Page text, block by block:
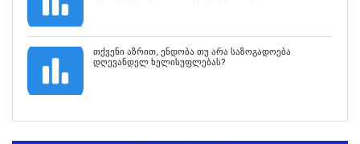
თქვენი აზრით, ენდობა თუ არა საზოგადოება
დღევანდელ ხელისუფლებას?